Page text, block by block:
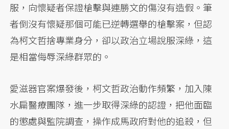
服，向懷疑者保證槍擊與連勝文的傷沒有造假。筆
者倒沒有懷疑那個可能已逆轉選舉的槍擊案，但認
為柯文哲捨專業身分，卻以政治立場說服深綠，這
是相當侮辱深綠群眾的。
愛滋器官案爆發後，柯文哲政治動作頻繁，加入陳
水扁醫療團隊，進一步取得深綠的認證，把他面臨
的懲處與監院調查，操作成馬政府對他的追殺，但